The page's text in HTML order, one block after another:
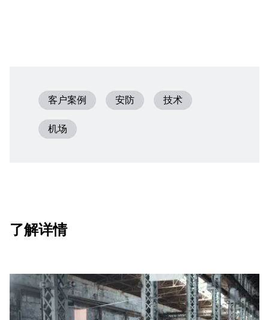
客户案例 安防 技术
机场
了解详情